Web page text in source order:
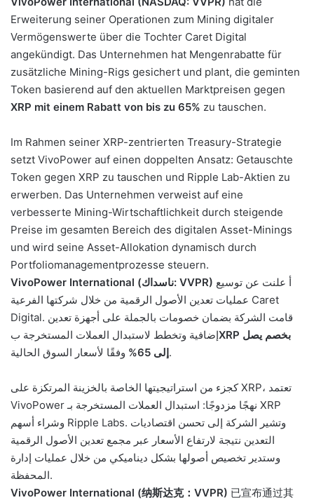
Erweiterung seiner Operationen zum Mining digitaler
Vermögenswerte über die Tochter Caret Digital
angekündigt. Das Unternehmen hat Mengenrabatte für
zusätzliche Mining-Rigs gesichert und plant, die geminten
Token basierend auf den aktuellen Marktpreisen gegen
XRP mit einem Rabatt von bis zu 65% zu tauschen.
Im Rahmen seiner XRP-zentrierten Treasury-Strategie
setzt VivoPower auf einen doppelten Ansatz: Getauschte
Token gegen XRP zu tauschen und Ripple Lab-Aktien zu
erwerben. Das Unternehmen verweist auf eine
verbesserte Mining-Wirtschaftlichkeit durch steigende
Preise im gesamten Bereich des digitalen Asset-Minings
und wird seine Asset-Allokation dynamisch durch
Portfoliomanagementprozesse steuern.
VivoPower International (ناسداك: VVPR)
عمليات تعدين الأصول الرقمية من خلال شركتها الفرعية Caret
Digital. قامت الشركة بضمان خصومات بالجملة على أجهزة تعدين
إضافية وتخطط لاستبدال العملات المستخرجة بXRP بخصم يصل
إلى 65%وفقًا لأسعار السوق الحالية.
كجزء من استراتيجيتها الخاصة بالخزينة المرتكزة على XRP، تعتمد
VivoPower نهجًا مزدوجًا: استبدال العملات المستخرجة بـ XRP
وشراء أسهم Ripple Labs. وتشير الشركة إلى تحسن اقتصاديات
التعدين نتيجة لارتفاع الأسعار عبر مجمع تعدين الأصول الرقمية
وستدير تخصيص أصولها بشكل ديناميكي من خلال عمليات إدارة
المحفظة.
VivoPower International (纳斯达克：VVPR) 已宣布通过其